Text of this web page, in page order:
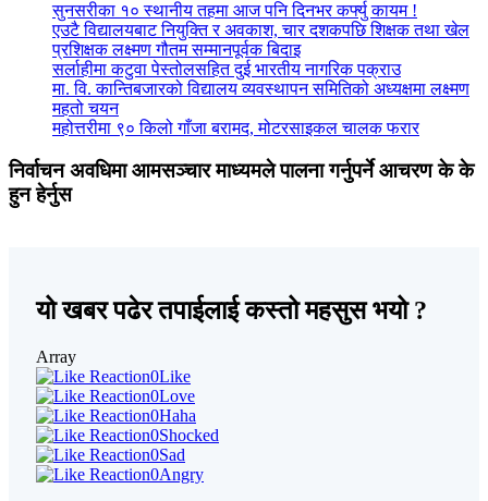
सुनसरीका १० स्थानीय तहमा आज पनि दिनभर कर्फ्यु कायम !
एउटै विद्यालयबाट नियुक्ति र अवकाश, चार दशकपछि शिक्षक तथा खेल
प्रशिक्षक लक्ष्मण गौतम सम्मानपूर्वक बिदाइ
सर्लाहीमा कटुवा पेस्तोलसहित दुई भारतीय नागरिक पक्राउ
मा. वि. कान्तिबजारको विद्यालय व्यवस्थापन समितिको अध्यक्षमा लक्ष्मण
महतो चयन
महोत्तरीमा ९० किलो गाँजा बरामद, मोटरसाइकल चालक फरार
निर्वाचन अवधिमा आमसञ्चार माध्यमले पालना गर्नुपर्ने आचरण के के
हुन हेर्नुस
यो खबर पढेर तपाईलाई कस्तो महसुस भयो ?
Array
0Like
0Love
0Haha
0Shocked
0Sad
0Angry